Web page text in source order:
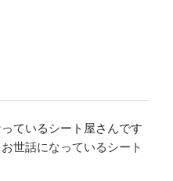
ているシート屋さんです
世話になっているシート